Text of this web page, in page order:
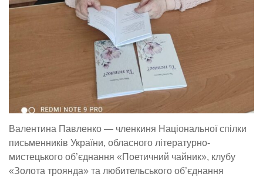
Валентина Павленко — членкиня Національної спілки
письменників України, обласного літературно-
мистецького об’єднання «Поетичний чайник», клубу
«Золота троянда» та любительського об’єднання